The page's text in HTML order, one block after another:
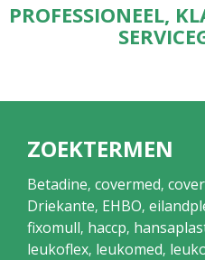
PROFESSIONEEL,
ZOEKTERMEN
Betadine, covermed,
Driekante, EHBO,
fixomull, haccp,
leukoflex, leukomed,